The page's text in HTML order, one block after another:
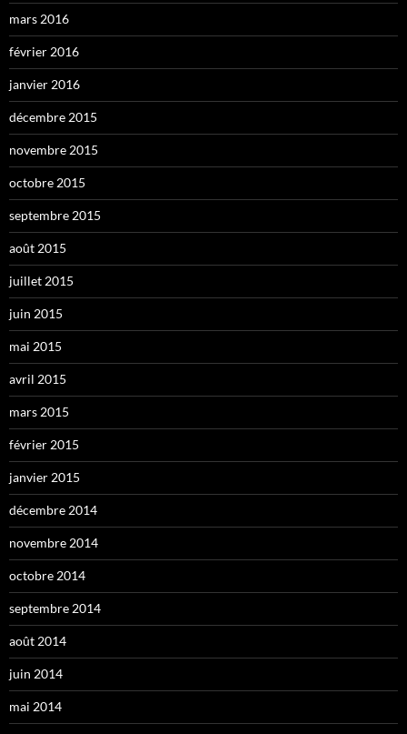
mars 2016
février 2016
janvier 2016
décembre 2015
novembre 2015
octobre 2015
septembre 2015
août 2015
juillet 2015
juin 2015
mai 2015
avril 2015
mars 2015
février 2015
janvier 2015
décembre 2014
novembre 2014
octobre 2014
septembre 2014
août 2014
juin 2014
mai 2014